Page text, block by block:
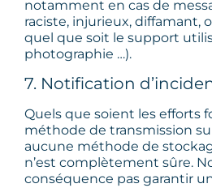
notamment en cas de
raciste, injurieux, diffamant,
quel que soit le support
photographie …).
7. Notification
Quels que soient les efforts
méthode de transmission
aucune méthode de
n’est complètement sûre.
conséquence pas garantir